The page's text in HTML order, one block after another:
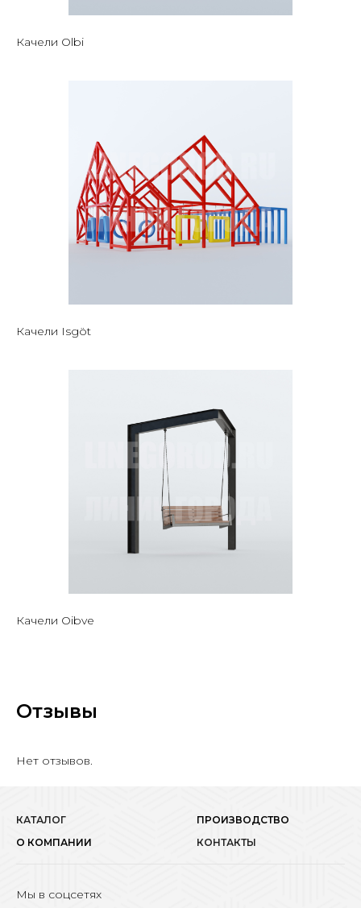
Качели Olbi
Качели Isgöt
Качели Oibve
Отзывы
Нет отзывов.
КАТАЛОГ
ПРОИЗВОДСТВО
О КОМПАНИИ
КОНТАКТЫ
Мы в соцсетях